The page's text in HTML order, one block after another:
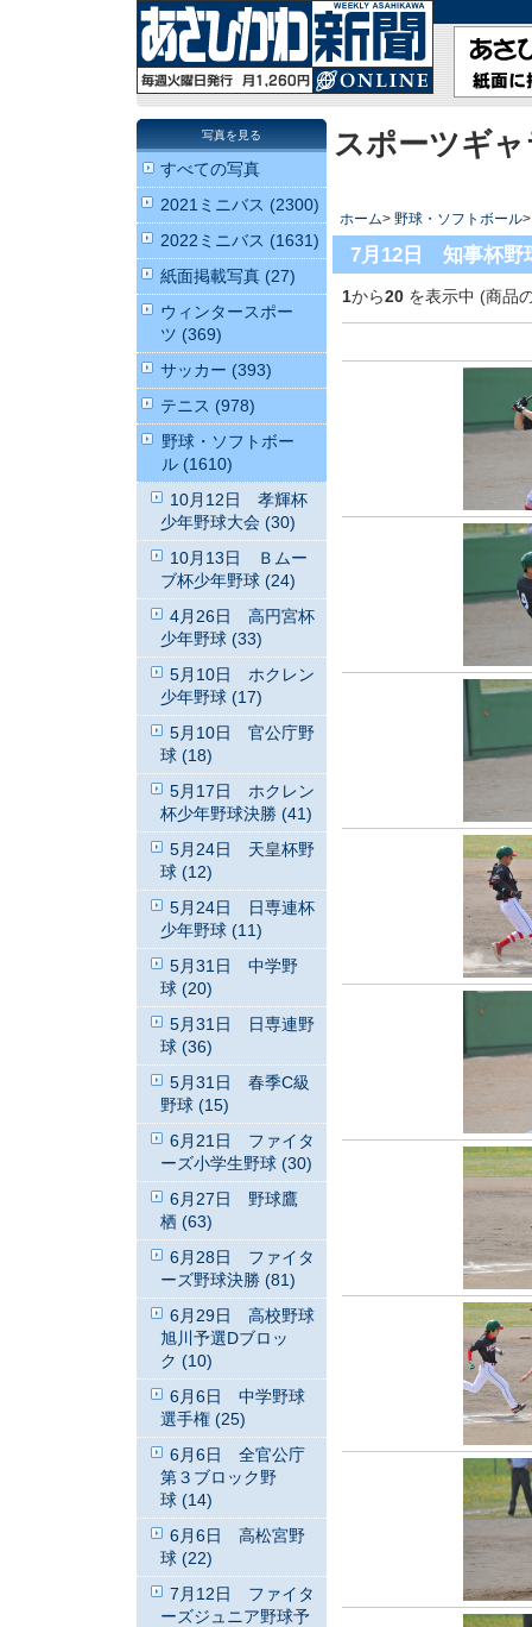
スポーツギ
ホーム> 野球・ソフトボール
7月12日 知事杯野
1から20 を表示中 (商品
写真を見る
すべての写真
2021ミニバス (2300)
2022ミニバス (1631)
紙面掲載写真 (27)
ウィンタースポー
ツ (369)
サッカー (393)
テニス (978)
野球・ソフトボー
ル (1610)
10月12日 孝輝杯
少年野球大会 (30)
10月13日 Ｂムー
ブ杯少年野球 (24)
4月26日 高円宮杯
少年野球 (33)
5月10日 ホクレン
少年野球 (17)
5月10日 官公庁野
球 (18)
5月17日 ホクレン
杯少年野球決勝 (41)
5月24日 天皇杯野
球 (12)
5月24日 日専連杯
少年野球 (11)
5月31日 中学野
球 (20)
5月31日 日専連野
球 (36)
5月31日 春季C級
野球 (15)
6月21日 ファイタ
ーズ小学生野球 (30)
6月27日 野球鷹
栖 (63)
6月28日 ファイタ
ーズ野球決勝 (81)
6月29日 高校野球
旭川予選Dブロッ
ク (10)
6月6日 中学野球
選手権 (25)
6月6日 全官公庁
第３ブロック野
球 (14)
6月6日 高松宮野
球 (22)
7月12日 ファイタ
ーズジュニア野球予